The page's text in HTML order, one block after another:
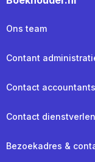
Ons team
Contant
Contact accountants
Contact
Bezoekadres &